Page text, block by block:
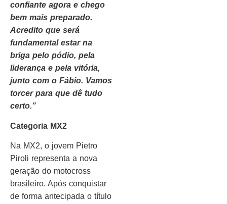
confiante agora e chego
bem mais preparado.
Acredito que será
fundamental estar na
briga pelo pódio, pela
liderança e pela vitória,
junto com o Fábio. Vamos
torcer para que dê tudo
certo.”
Categoria MX2
Na MX2, o jovem Pietro
Piroli representa a nova
geração do motocross
brasileiro. Após conquistar
de forma antecipada o título